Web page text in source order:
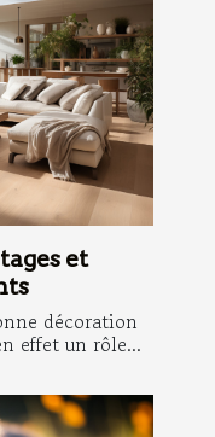
et
décoration
effet un rôle...